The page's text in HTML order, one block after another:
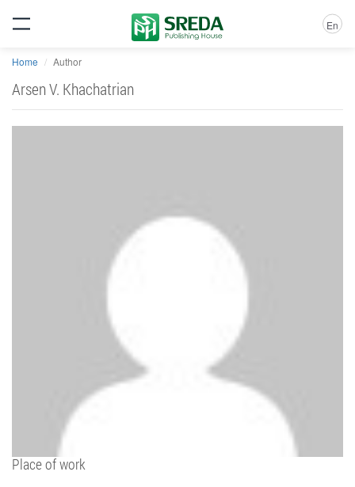
En
Home Author
Arsen V. Khachatrian
Place of work